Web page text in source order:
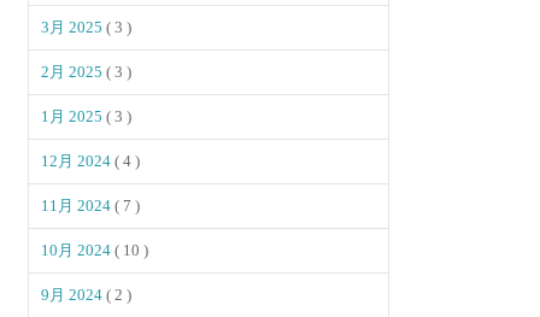
3月 2025( 3 )
2月 2025( 3 )
1月 2025( 3 )
12月 2024( 4 )
11月 2024( 7 )
10月 2024( 10 )
9月 2024( 2 )